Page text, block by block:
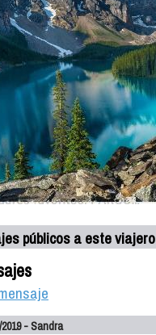
públicos a este viajero
2019 - Sandra